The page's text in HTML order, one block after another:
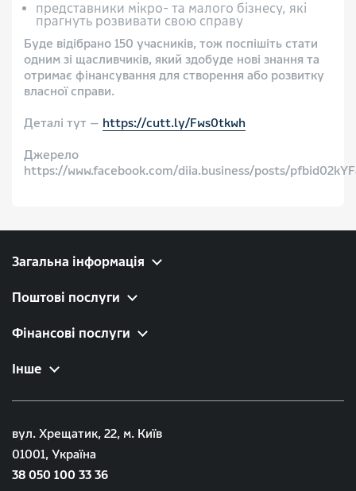
представники мікро- та малого бізнесу, які
прагнуть розвивати свою справу
Буде відібрано 150 учасників, тож поспішіть стати
одним зі щасливчиків, який здобуде нові знання та
отримає фінансування для створення або розвитку
власної справи.
Деталі тут — https://cutt.ly/Fws0tkwh
Джерело
https://www.facebook.com/diia.business/posts/
Загальна інформація
Поштові послуги
Фінансові послуги
Інше
вул. Хрещатик, 22, м. Київ
01001, Україна
38 050 100 33 36